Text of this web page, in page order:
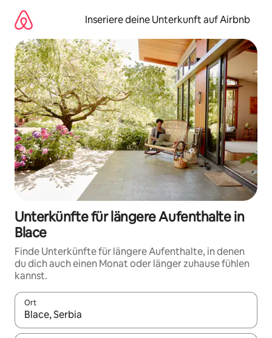
Inhalten
springen
Inseriere deine Unterkunft auf Airbnb
Unterkünfte für längere Aufenthalte in
Blace
Finde Unterkünfte für längere Aufenthalte, in denen
du dich auch einen Monat oder länger zuhause fühlen
kannst.
Ort
Wenn Ergebnisse verfügbar sind, navigiere mit den